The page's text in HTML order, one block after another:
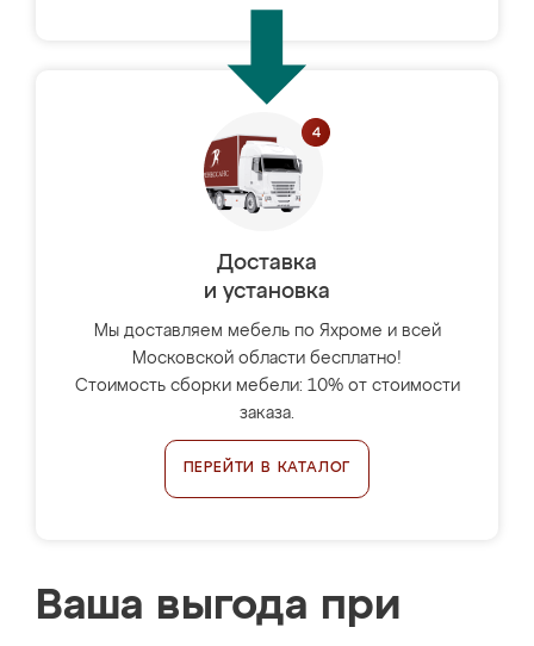
Доставка
и установка
Мы доставляем мебель по Яхроме и всей
Московской области бесплатно!
Стоимость сборки мебели: 10% от стоимости
заказа.
ПЕРЕЙТИ В КАТАЛОГ
Ваша выгода при